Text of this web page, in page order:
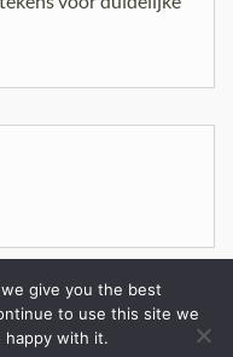
give you the best
to use this site we
happy with it.